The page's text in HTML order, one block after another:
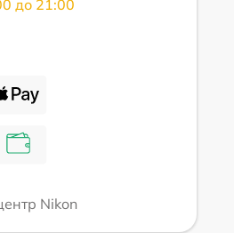
до 21:00
Nikon